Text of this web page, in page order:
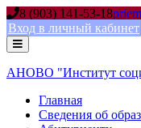
Skip
to
content
8 (903) 141-53-18
Вход в личный кабинет
АНОВО "Институт
Главная
Сведения об